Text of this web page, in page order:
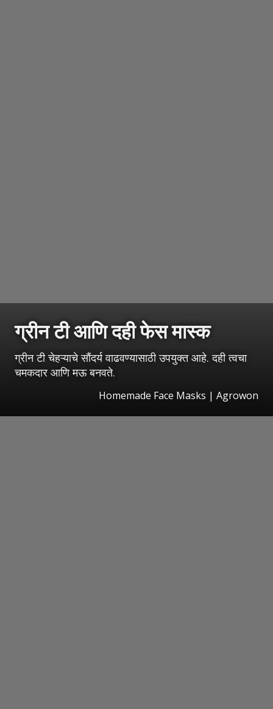
ग्रीन टी आणि दही फेस मास्क
ग्रीन टी चेहऱ्याचे सौंदर्य वाढवण्यासाठी उपयुक्त आहे. दही त्वचा
चमकदार आणि मऊ बनवते.
Homemade Face Masks | Agrowon